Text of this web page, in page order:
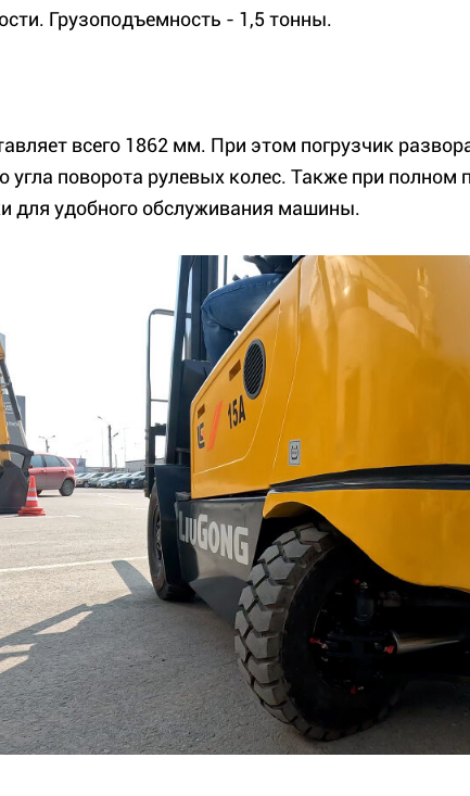
Грузоподъемность - 1,5 тонны.
всего 1862 мм. При этом погрузчик
угла поворота рулевых колес. Также при полном
для удобного обслуживания машины.